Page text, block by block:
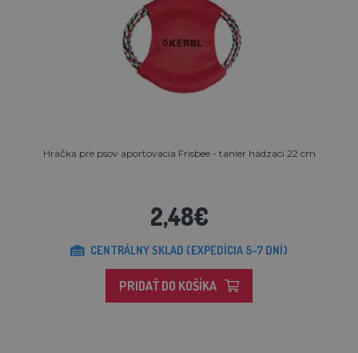
Hračka pre psov aportovacia Frisbee - tanier hádzací 22 cm
2,48€
CENTRÁLNY SKLAD (EXPEDÍCIA 5-7 DNÍ)
PRIDAŤ DO KOŠÍKA